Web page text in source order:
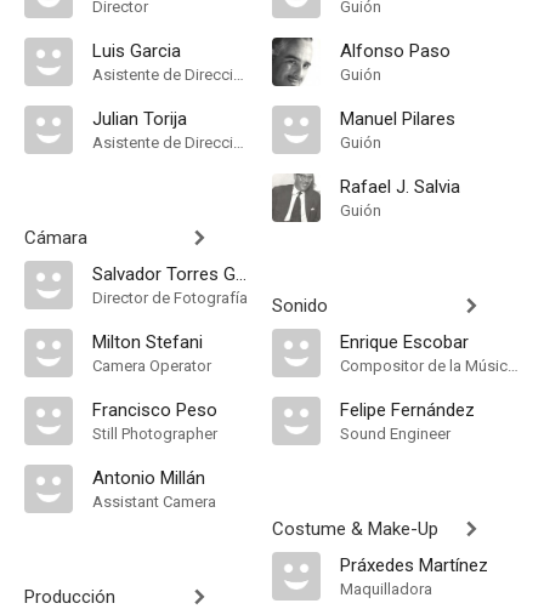
Director
Luis Garcia
Asistente de Dirección
Julian Torija
Asistente de Dirección
Cámara
Salvador Torres Garriga
Director de Fotografía
Milton Stefani
Camera Operator
Francisco Peso
Still Photographer
Antonio Millán
Assistant Camera
Producción
Guión
Alfonso Paso
Guión
Manuel Pilares
Guión
Rafael J. Salvia
Guión
Sonido
Enrique Escobar
Compositor de la Música Original, Música
Felipe Fernández
Sound Engineer
Costume & Make-Up
Práxedes Martínez
Maquilladora